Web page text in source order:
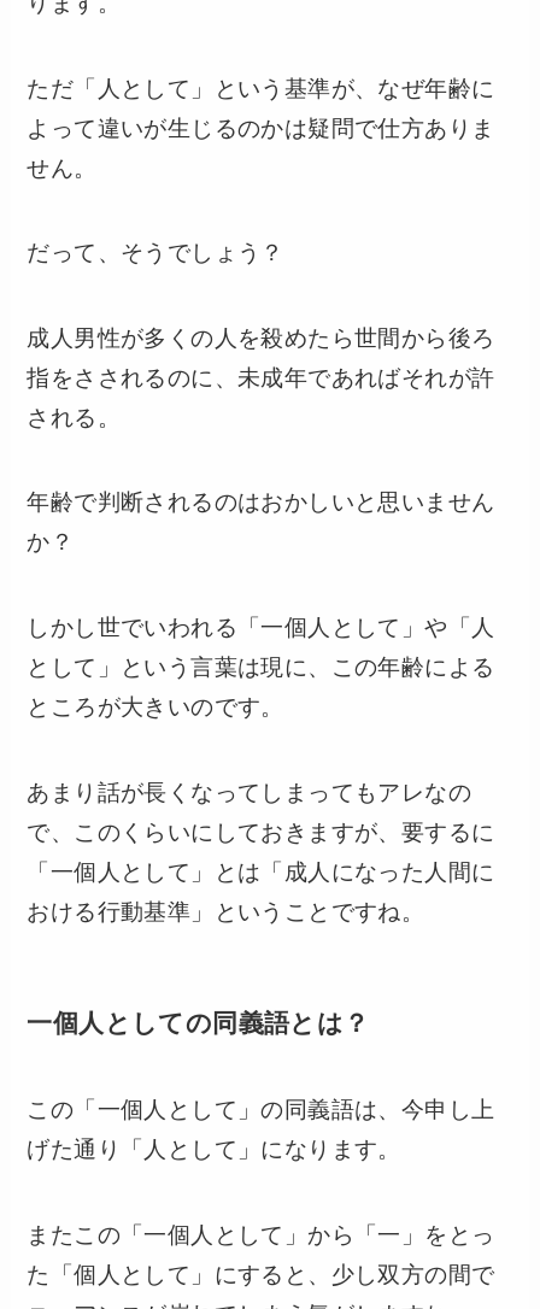
ただ「人として」という基準が、なぜ年齢に
よって違いが生じるのかは疑問で仕方ありま
せん。
だって、そうでしょう？
成人男性が多くの人を殺めたら世間から後ろ
指をさされるのに、未成年であればそれが許
される。
年齢で判断されるのはおかしいと思いません
か？
しかし世でいわれる「一個人として」や「人
として」という言葉は現に、この年齢による
ところが大きいのです。
あまり話が長くなってしまってもアレなの
で、このくらいにしておきますが、要するに
「一個人として」とは「成人になった人間に
おける行動基準」ということですね。
一個人としての同義語とは？
この「一個人として」の同義語は、今申し上
げた通り「人として」になります。
またこの「一個人として」から「一」をとっ
た「個人として」にすると、少し双方の間で